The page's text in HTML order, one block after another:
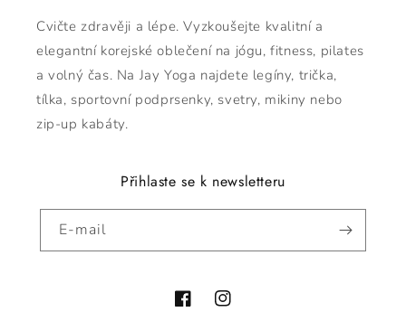
Cvičte zdravěji a lépe. Vyzkoušejte kvalitní a
elegantní korejské oblečení na jógu, fitness, pilates
a volný čas. Na Jay Yoga najdete legíny, trička,
tílka, sportovní podprsenky, svetry, mikiny nebo
zip-up kabáty.
Přihlaste se k newsletteru
E-mail
FacebookInstagram